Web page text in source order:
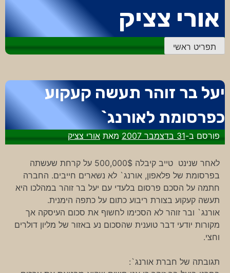
לתוכן
אורי צציק
תפריט ראשי
יעל בר זוהר תעשה קעקוע
כפרסומת לאורנג`
פורסם ב-31 בדצמבר 2007 מאתאורי צציק
לאחר שנינט טייב קיבלה 500,000$ על קרחת שעשתה
בפרסומת של פלאפון, אורנג` לא נשארים חייבים. החברה
חתמה על הסכם פרסום בלעדי עם יעל בר זוהר במהלכו היא
תעשה קעקוע בצורת ריבוע כתום על כתפה הימנית.
אורנג` ובר זוהר לא הסכימו לחשוף את סכום העיסקה אך
מקורות יודעי דבר טוענית שהסכום נע באזור של מליון דולרים
וחצי.
תגובתה של חברת אורנג`: